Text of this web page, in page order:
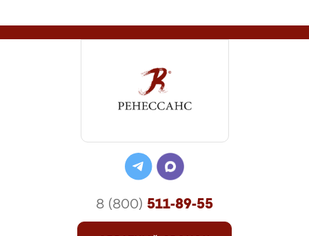
8 (800) 511-89-55